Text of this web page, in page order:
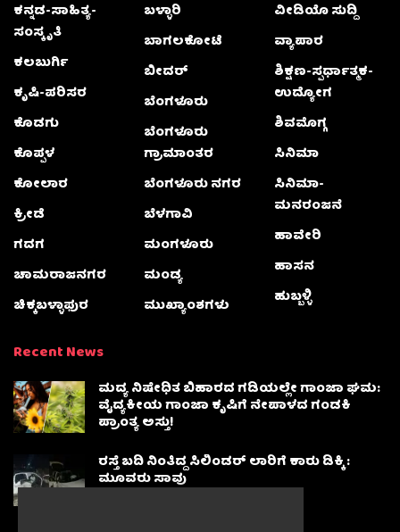
ಕನ್ನಡ-ಸಾಹಿತ್ಯ-
ಸಂಸ್ಕೃತಿ
ಕಲಬುರ್ಗಿ
ಕೃಷಿ-ಪರಿಸರ
ಕೊಡಗು
ಕೊಪ್ಪಳ
ಕೋಲಾರ
ಕ್ರೀಡೆ
ಗದಗ
ಚಾಮರಾಜನಗರ
ಚಿಕ್ಕಬಳ್ಳಾಫುರ
ಬಳ್ಳಾರಿ
ಬಾಗಲಕೋಟೆ
ಬೀದರ್
ಬೆಂಗಳೂರು
ಬೆಂಗಳೂರು
ಗ್ರಾಮಾಂತರ
ಬೆಂಗಳೂರು ನಗರ
ಬೆಳಗಾವಿ
ಮಂಗಳೂರು
ಮಂಡ್ಯ
ಮುಖ್ಯಾಂಶಗಳು
ವೀಡಿಯೊ ಸುದ್ದಿ
ವ್ಯಾಪಾರ
ಶಿಕ್ಷಣ-ಸ್ಪರ್ಧಾತ್ಮಕ-
ಉದ್ಯೋಗ
ಶಿವಮೊಗ್ಗ
ಸಿನಿಮಾ
ಸಿನಿಮಾ-
ಮನರಂಜನೆ
ಹಾವೇರಿ
ಹಾಸನ
ಹುಬ್ಬಳ್ಳಿ
Recent News
ಮದ್ಯ ನಿಷೇಧಿತ ಬಿಹಾರದ ಗಡಿಯಲ್ಲೇ ಗಾಂಜಾ ಘಮ:
ವೈದ್ಯಕೀಯ ಗಾಂಜಾ ಕೃಷಿಗೆ ನೇಪಾಳದ ಗಂಡಕಿ
ಪ್ರಾಂತ್ಯ ಅಸ್ತು!
ರಸ್ತೆ ಬದಿ ನಿಂತಿದ್ದ ಸಿಲಿಂಡರ್ ಲಾರಿಗೆ ಕಾರು ಡಿಕ್ಕಿ :
ಮೂವರು ಸಾವು